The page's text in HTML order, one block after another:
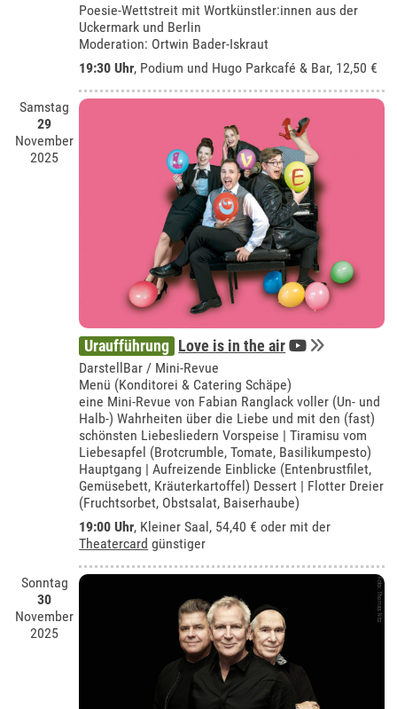
Poesie-Wettstreit mit Wortkünstler:innen aus der
Uckermark und Berlin
Moderation: Ortwin Bader-Iskraut
19:30 Uhr, Podium und Hugo Parkcafé & Bar, 12,50 €
Samstag
29
November
2025
Uraufführung Love is in the air
DarstellBar / Mini-Revue
Menü (Konditorei & Catering Schäpe)
eine Mini-Revue von Fabian Ranglack voller (Un- und
Halb-) Wahrheiten über die Liebe und mit den (fast)
schönsten Liebesliedern Vorspeise | Tiramisu vom
Liebesapfel (Brotcrumble, Tomate, Basilikumpesto)
Hauptgang | Aufreizende Einblicke (Entenbrustfilet,
Gemüsebett, Kräuterkartoffel) Dessert | Flotter Dreier
(Fruchtsorbet, Obstsalat, Baiserhaube)
19:00 Uhr, Kleiner Saal, 54,40 € oder mit der
Theatercard günstiger
Sonntag
30
November
2025